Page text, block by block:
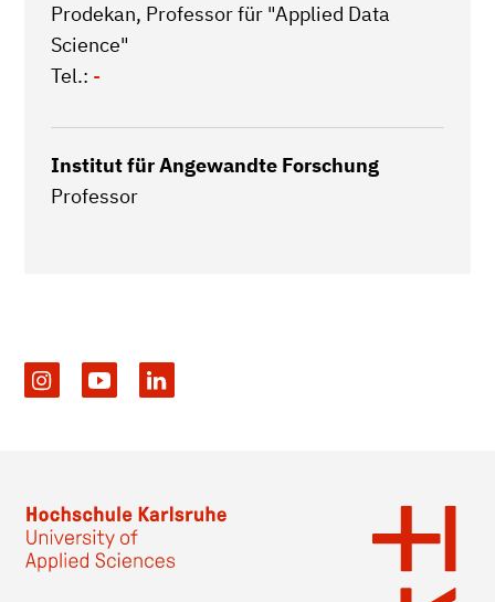
Prodekan, Professor für "Applied Data
Science"
Tel.: -
Institut für Angewandte Forschung
Professor